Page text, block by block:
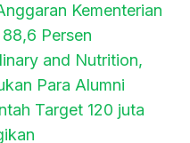
Kementerian
Persen
and Nutrition,
Para Alumni
Target 120 juta